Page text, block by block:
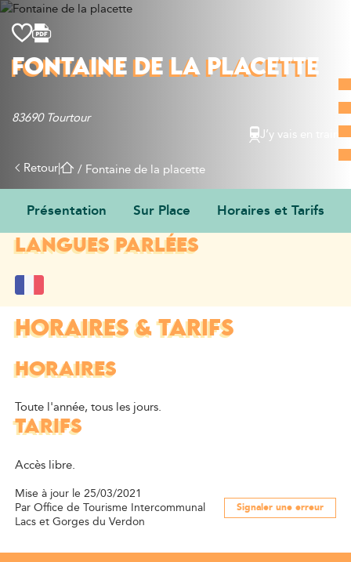
Découvrir
Que faire
Où dormir
Préparer sa visite
FONTAINE DE LA PLACETTE
83690 Tourtour
J’y vais en train
Retour| / Fontaine de la placette
Présentation Sur Place Horaires et Tarifs
LANGUES PARLÉES
HORAIRES & TARIFS
HORAIRES
Toute l'année, tous les jours.
TARIFS
Accès libre.
Mise à jour le 25/03/2021
Par Office de Tourisme Intercommunal
Lacs et Gorges du Verdon
Signaler une erreur